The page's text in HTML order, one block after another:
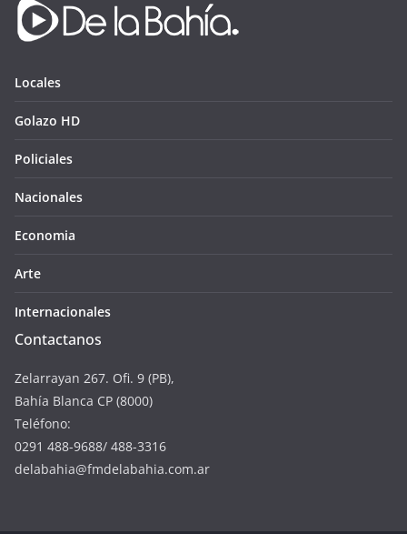
Locales
Golazo HD
Policiales
Nacionales
Economia
Arte
Internacionales
Contactanos
Zelarrayan 267. Ofi. 9 (PB),
Bahía Blanca CP (8000)
Teléfono:
0291 488-9688/ 488-3316
delabahia@fmdelabahia.com.ar